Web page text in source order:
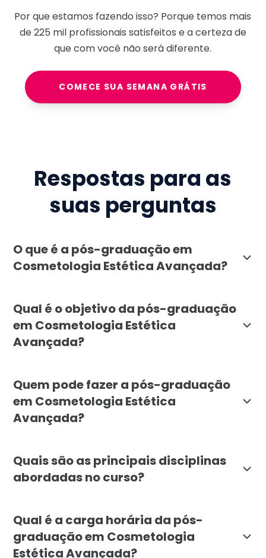
Por que estamos fazendo isso? Porque temos mais
de225 milprofissionais satisfeitos e a certeza de
que com você não será diferente.
COMECE SUA SEMANA GRÁTIS
Respostas para as
suas perguntas
O que é a pós-graduação em
Cosmetologia Estética Avançada?
Qual é o objetivo da pós-graduação
em Cosmetologia Estética
Avançada?
Quem pode fazer a pós-graduação
em Cosmetologia Estética
Avançada?
Quais são as principais disciplinas
abordadas no curso?
Qual é a carga horária da pós-
graduação em Cosmetologia
Estética Avançada?